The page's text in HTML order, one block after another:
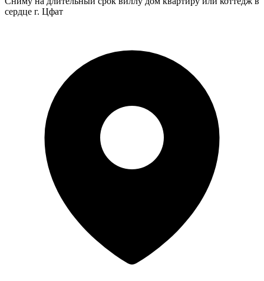
сердце г. Цфат